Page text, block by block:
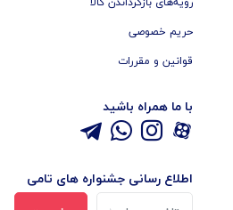
حریم خصوصی
قوانین و مقررات
با ما همراه باشید
اطلاع رسانی جشنواره های تامی